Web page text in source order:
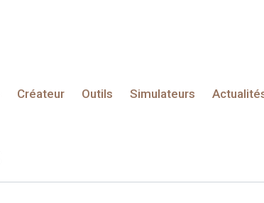
Créateur Outils Simulateurs